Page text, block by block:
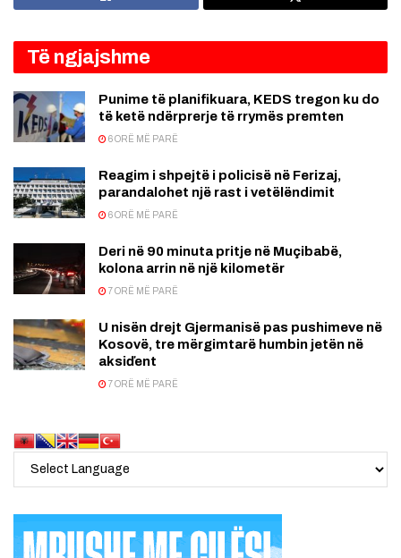
Të ngjajshme
Punime të planifikuara, KEDS tregon ku do
të ketë ndërprerje të rrymës premten
6 ORË MË PARË
Reagim i shpejtë i policisë në Ferizaj,
parandalohet një rast i vetëlëndimit
6 ORË MË PARË
Deri në 90 minuta pritje në Muçibabë,
kolona arrin në një kilometër
7 ORË MË PARË
U nisën drejt Gjermanisë pas pushimeve në
Kosovë, tre mërgimtarë humbin jetën në
aksiďent
7 ORË MË PARË